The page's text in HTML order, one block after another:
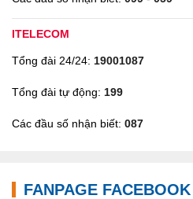
ITELECOM
Tổng đài 24/24: 19001087
Tổng đài tự động: 199
Các đầu số nhận biết: 087
FANPAGE FACEBOOK